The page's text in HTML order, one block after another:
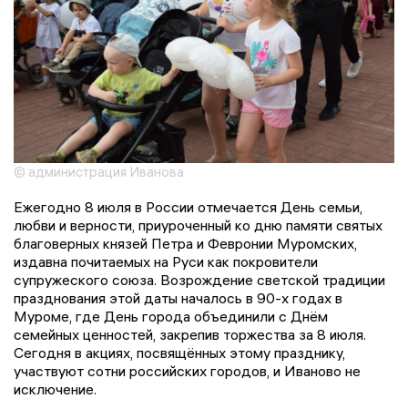
© администрация Иванова
Ежегодно 8 июля в России отмечается День семьи,
любви и верности, приуроченный ко дню памяти святых
благоверных князей Петра и Февронии Муромских,
издавна почитаемых на Руси как покровители
супружеского союза. Возрождение светской традиции
празднования этой даты началось в 90-х годах в
Муроме, где День города объединили с Днём
семейных ценностей, закрепив торжества за 8 июля.
Сегодня в акциях, посвящённых этому празднику,
участвуют сотни российских городов, и Иваново не
исключение.